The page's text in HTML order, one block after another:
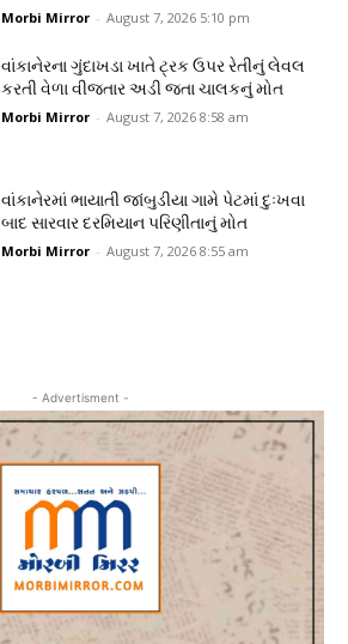
Morbi Mirror - August 7, 2026 5:10 pm
વાંકાનેરના ગુંદાખડા ખાતે ટ્રક ઉપર રેતીનું લેવલ
કરતી વેળા વીજતાર અડી જતા ચાલકનું મોત
Morbi Mirror - August 7, 2026 8:58 am
વાંકાનેરમાં ભાયાતી જાંબુડીયા ગામે પેટમાં દુઃખવા
બાદ સારવાર દરમિયાન પરિણીતાનું મોત
Morbi Mirror - August 7, 2026 8:55 am
- Advertisment -